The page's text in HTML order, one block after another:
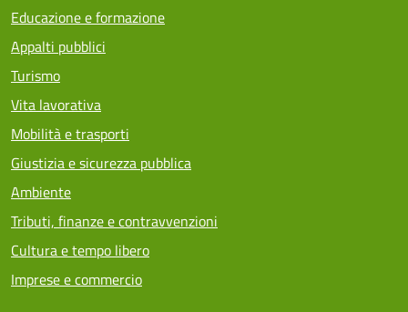
Educazione e formazione
Appalti pubblici
Turismo
Vita lavorativa
Mobilità e trasporti
Giustizia e sicurezza pubblica
Ambiente
Tributi, finanze e contravvenzioni
Cultura e tempo libero
Imprese e commercio